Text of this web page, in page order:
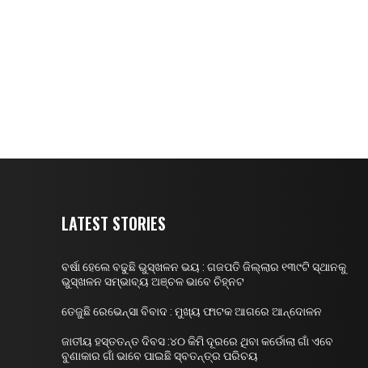
LATEST STORIES
ବର୍ଷା ହେଲେ ବଢୁଛି ଭୁସ୍ଖଳନ ଭୟ : ଗଜପତି ଜିଲ୍ଲାର ୧୩୯ଟି ସ୍ଥାନକୁ
ଭୁସ୍ଖଳନ ସମ୍ଭାବ୍ୟ ଅଞ୍ଚଳ ଭାବେ ଚିହ୍ନଟ
ତେଜୁଛି ରେଭେନ୍ସା ବିବାଦ : ମୁଖ୍ୟ ଫାଟକ ଆଗରେ ଆନ୍ଦୋଳନ
ଜାତୀୟ ହସ୍ତତନ୍ତ ଦିବସ :୪୦ କିମି ଦୂରରେ ଥିବା କର୍ଡୋଲା ଗାଁ ଏବେ
ବୁଣାକାର ଗାଁ ଭାବେ ପାଇଛି ସ୍ବତନ୍ତ୍ର ପରିଚୟ